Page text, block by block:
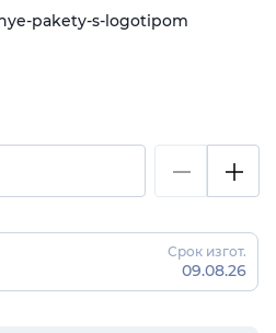
pakety-s-logotipom
Срок изгот.
09.08.26